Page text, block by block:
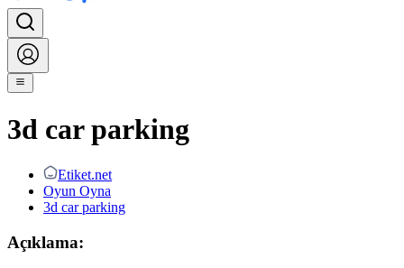
3d car parking
Etiket.net
Oyun Oyna
3d car parking
Açıklama: